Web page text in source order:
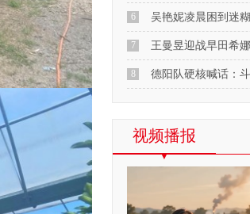
6 吴艳妮凌晨困到迷
7 王曼昱迎战早田希
8 德阳队硬核喊话：
视频播报